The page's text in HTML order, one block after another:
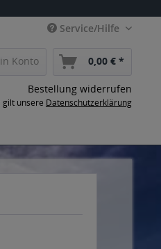
Service/Hilfe
Konto 0,00 € *
Bestellung widerrufen
gilt unsere Datenschutzerklärung